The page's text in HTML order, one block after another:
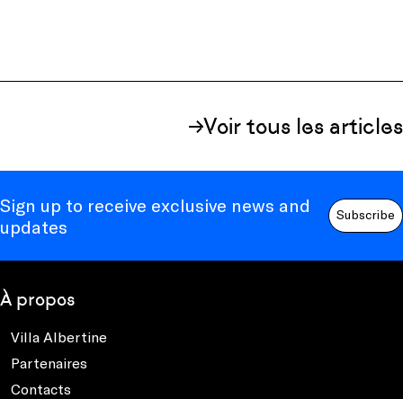
Voir tous les articles
Sign up to receive exclusive news and
updates
Subscribe
À propos
Villa Albertine
Partenaires
Contacts